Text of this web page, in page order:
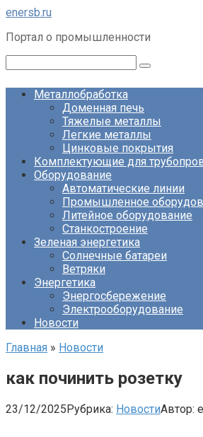
Перейти
контенту
enersb.ru
Портал о промышленности
Металлобработка
Доменная печь
Тяжелые металлы
Легкие металлы
Цинковые покрытия
Комплектующие для
Оборудование
Автоматические линии
Промышленное
Литейное оборудование
Станкостроение
Зеленая энергетика
Солнечные батареи
Ветряки
Энергетика
Энергосбережение
Электрооборудование
Новости
Главная » Новости
как починить розетку
23/12/2025Рубрика: НовостиАвтор: